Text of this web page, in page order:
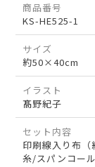
商品番号
KS-HE525-1
サイズ
約50×40cm
イラスト
髙野紀子
セット内容
印刷線入り布
糸/スパンコー